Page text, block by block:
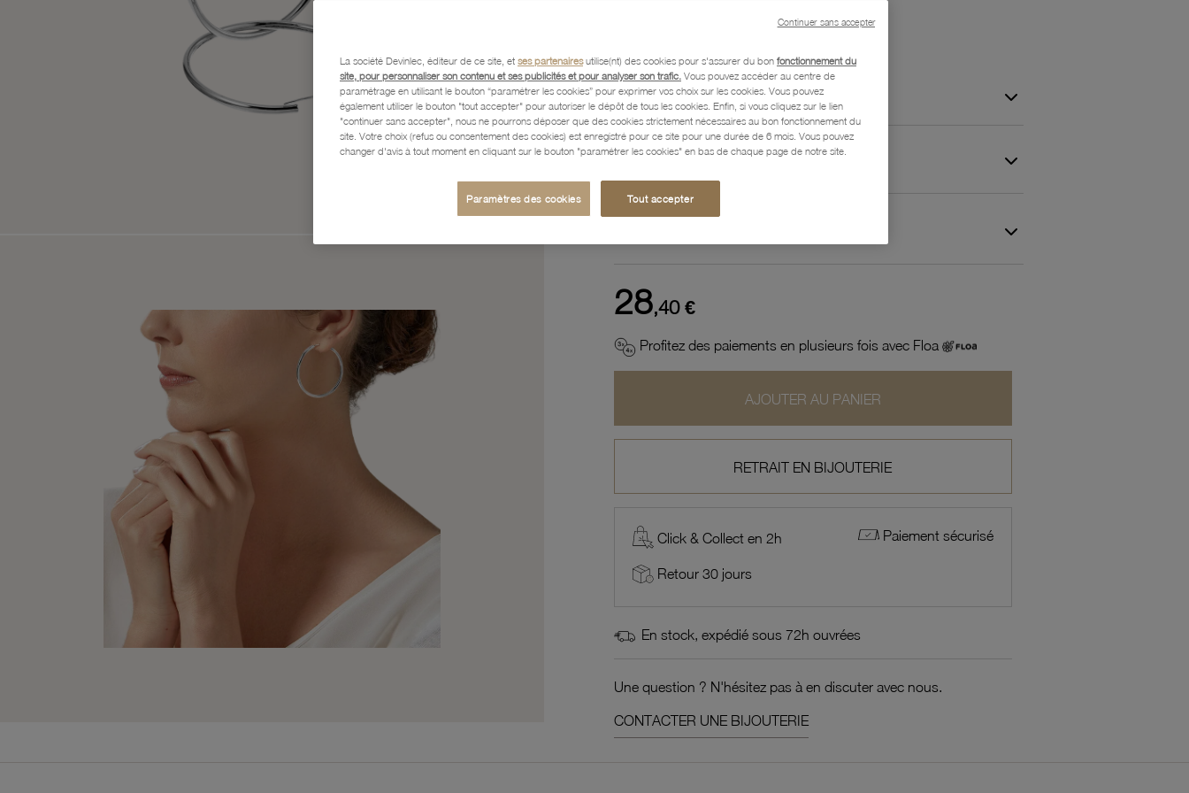
Description
Caractéristiques détaillées
28,40 €
Profitez des paiements en plusieurs fois avec Floa
AJOUTER AU PANIER
RETRAIT EN BIJOUTERIE
Click & Collect en 2h Paiement sécurisé
Retour 30 jours
En stock, expédié sous 72h ouvrées
Une question ? N'hésitez pas à en discuter avec nous.
CONTACTER UNE BIJOUTERIE
La société Devinlec, éditeur de ce site, et ses partenairesutilise(nt) des cookies pour s'assurer du bon fonctionnement du
site, pour personnaliser son contenu et ses publicités et pour analyser son trafic. Vous pouvez accéder au centre de
paramétrage en utilisant le bouton “paramétrer les cookies” pour exprimer vos choix sur les cookies. Vous pouvez
également utiliser le bouton "tout accepter" pour autoriser le dépôt de tous les cookies. Enfin, si vous cliquez sur le lien
"continuer sans accepter", nous ne pourrons déposer que des cookies strictement nécessaires au bon fonctionnement du
site. Votre choix (refus ou consentement des cookies) est enregistré pour ce site pour une durée de 6 mois. Vous pouvez
changer d'avis à tout moment en cliquant sur le bouton "paramétrer les cookies" en bas de chaque page de notre site.
Paramètres des cookies Tout accepter
Continuer sans accepter